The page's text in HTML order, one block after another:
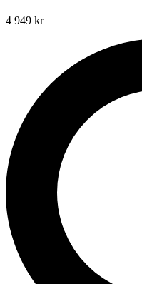
4 949 kr